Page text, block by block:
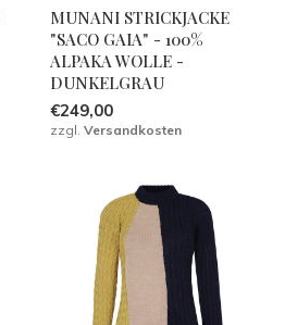
MUNANI STRICKJACKE
"SACO GAIA" - 100%
ALPAKA WOLLE -
DUNKELGRAU
€249,00
zzgl. Versandkosten